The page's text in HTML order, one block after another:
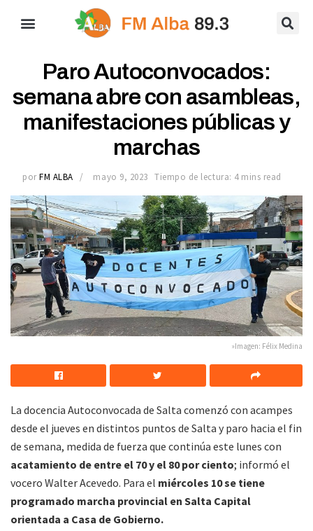
Paro Autoconvocados:
semana abre con asambleas,
manifestaciones públicas y
marchas
por FM ALBA mayo 9, 2023 Tiempo de lectura: 4 mins read
»Imagen: Félix Medina
La docencia Autoconvocada de Salta comenzó con acampes
desde el jueves en distintos puntos de Salta y paro hacia el fin
de semana, medida de fuerza que continúa este lunes con
acatamiento de entre el 70 y el 80 por ciento; informó el
vocero Walter Acevedo. Para el miércoles 10 se tiene
programado marcha provincial en Salta Capital
orientada a Casa de Gobierno.